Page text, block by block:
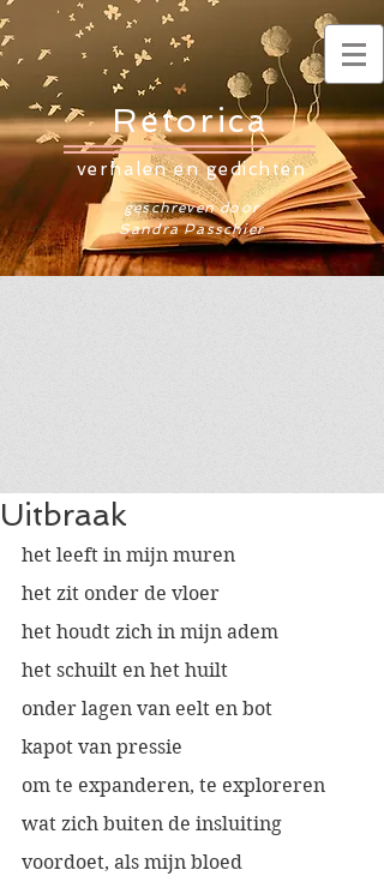
Retorica
verhalen en gedichten
geschreven door
Sandra Passchier
Uitbraak
het leeft in mijn muren
het zit onder de vloer
het houdt zich in mijn adem
het schuilt en het huilt
onder lagen van eelt en bot
kapot van pressie
om te expanderen, te exploreren
wat zich buiten de insluiting
voordoet, als mijn bloed